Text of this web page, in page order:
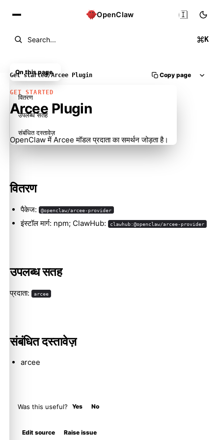
OpenClaw
Search... K
🇮🇳
Get started/Arcee Plugin Copy page
GET STARTED
Arcee Plugin
OpenClaw में Arcee मॉडल प्रदाता का समर्थन जोड़ता है।
वितरण
पैकेज: @openclaw/arcee-provider
इंस्टॉल मार्ग: npm; ClawHub: clawhub:@openclaw/arcee-provider
उपलब्ध सतह
प्रदाता: arcee
संबंधित दस्तावेज़
arcee
Was this useful? Yes No
Edit source Raise issue
On this page
वितरण
उपलब्ध सतह
संबंधित दस्तावेज़